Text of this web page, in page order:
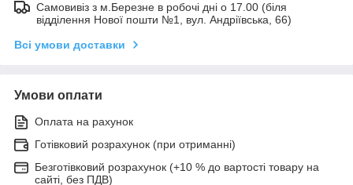
Самовивіз з м.Березне в робочі дні о 17.00 (біля
відділення Нової пошти №1, вул. Андріївська, 66)
Всі умови доставки
Умови оплати
Оплата на рахунок
Готівковий розрахунок (при отриманні)
Безготівковий розрахунок (+10 % до вартості товару на
сайті, без ПДВ)